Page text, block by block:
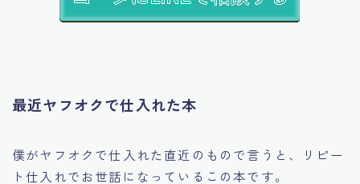
最近ヤフオクで仕入れた本
僕がヤフオクで仕入れた直近のもので言うと、リピー
ト仕入れでお世話になっているこの本です。